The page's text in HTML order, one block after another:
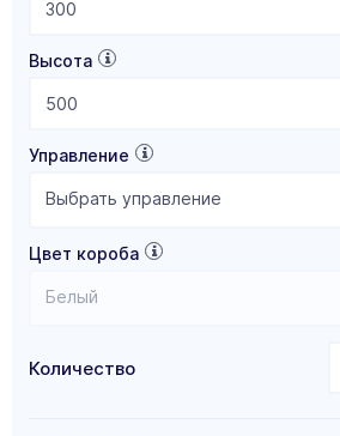
Высота
Управление
Выбрать управление
Цвет короба
Белый
Количество